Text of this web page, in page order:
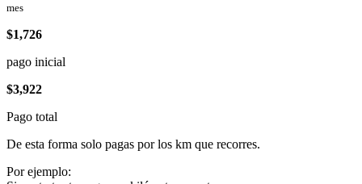
mes
$1,726
pago inicial
$3,922
Pago total
De esta forma solo pagas por los km que recorres.
Por ejemplo: